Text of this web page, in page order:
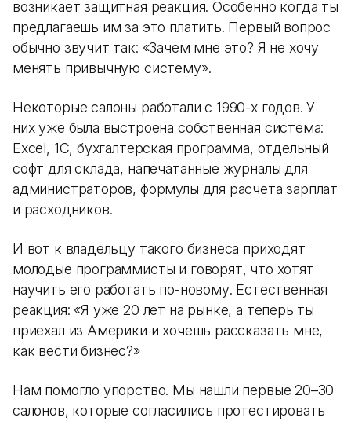
возникает защитная реакция. Особенно когда ты
предлагаешь им за это платить. Первый вопрос
обычно звучит так: «Зачем мне это? Я не хочу
менять привычную систему».
Некоторые салоны работали с 1990-х годов. У
них уже была выстроена собственная система:
Excel, 1С, бухгалтерская программа, отдельный
софт для склада, напечатанные журналы для
администраторов, формулы для расчета зарплат
и расходников.
И вот к владельцу такого бизнеса приходят
молодые программисты и говорят, что хотят
научить его работать по-новому. Естественная
реакция: «Я уже 20 лет на рынке, а теперь ты
приехал из Америки и хочешь рассказать мне,
как вести бизнес?»
Нам помогло упорство. Мы нашли первые 20–30
салонов, которые согласились протестировать